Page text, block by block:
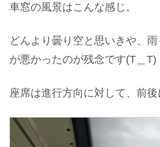
車窓の風景はこんな感じ。
どんより曇り空と思いきや、
が悪かったのが残念です(T＿T)
座席は進行方向に対して、前後